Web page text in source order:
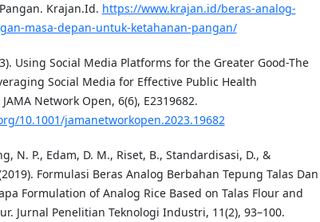
Krajan.Id. https://www.krajan.id/beras-analog-
masa-depan-untuk-ketahanan-pangan/
Using Social Media Platforms for the Greater Good-The
Social Media for Effective Public Health
Network Open, 6(6), E2319682.
10.1001/jamanetworkopen.2023.19682
N. P., Edam, D. M., Riset, B., Standardisasi, D., &
Formulasi Beras Analog Berbahan Tepung Talas Dan
Formulation of Analog Rice Based on Talas Flour and
Jurnal Penelitian Teknologi Industri, 11(2), 93–100.